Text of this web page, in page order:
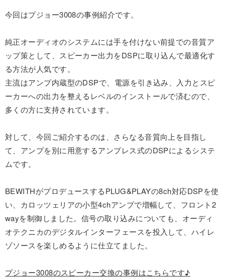
今回はプジョー3008の事例紹介です。
純正オーディオのシステムには手を付けない前提での音質ア
ップ策として、スピーカー出力をDSPに取り込んで最適化す
る方法が人気です。
主流はアンプ内蔵型のDSPで、電源を引き込み、入力とスピ
ーカーへの出力を整えるレベルのインストールで済むので、
多くの方に支持されています。
対して、今回ご紹介するのは、さらなる音質向上を目指し
て、アンプを別に用意するアンプレス式のDSPによるシステ
ムです。
BEWITHがプロデュースするPLUG&PLAYの8ch対応DSPを使
い、カロッツェリアの小型4chアンプで増幅して、フロント2
wayを制御しました。信号の取り込みについても、オーディ
オテクニカのデジタルインターフェースを投入して、ハイレ
ゾソースを楽しめるように仕立てました。
プジョー3008のスピーカー交換の事例はこちらです♪